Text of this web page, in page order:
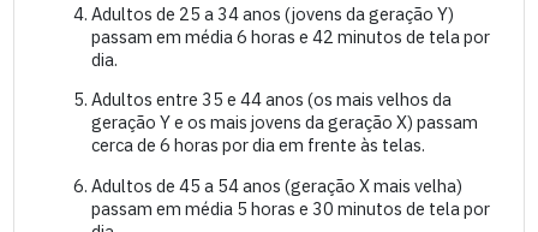
Adultos de 25 a 34 anos (jovens da geração Y)
passam em média 6 horas e 42 minutos de tela por
dia.
Adultos entre 35 e 44 anos (os mais velhos da
geração Y e os mais jovens da geração X) passam
cerca de 6 horas por dia em frente às telas.
Adultos de 45 a 54 anos (geração X mais velha)
passam em média 5 horas e 30 minutos de tela por